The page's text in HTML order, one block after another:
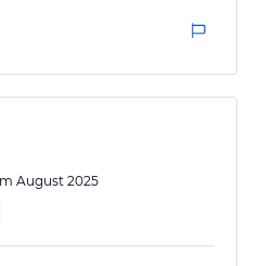
August 2025